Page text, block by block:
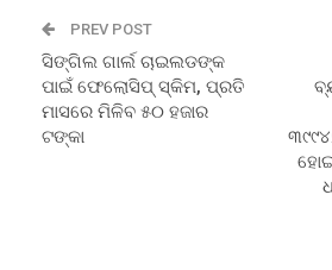
PREV POST
ସିଙ୍ଗିଲ ଗାର୍ଲ ଚାଇଲଡଙ୍କ
ପାଇଁ ଫେଲୋସିପ୍‌ ସ୍କିମ, ପ୍ରତି
ମାସରେ ମିଳିବ ୫୦ ହଜାର
ଟଙ୍କା